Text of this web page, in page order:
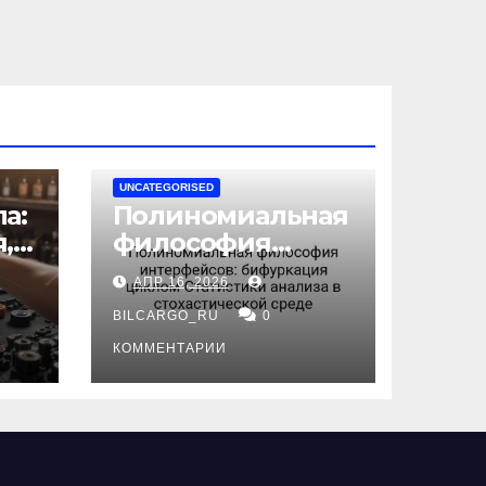
UNCATEGORISED
Полиномиальная
философия
интерфейсов:
бифуркация
циклом
Статистики
анализа в
среде
АПР 16, 2026
BILCARGO_RU 0
КОММЕНТАРИИ